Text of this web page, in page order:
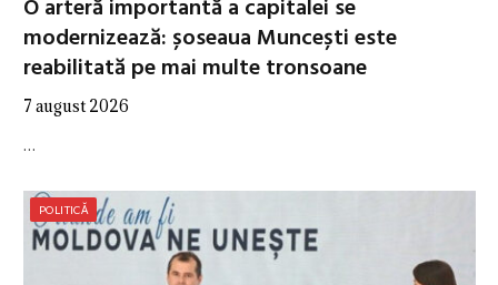
O arteră importantă a capitalei se
modernizează: șoseaua Muncești este
reabilitată pe mai multe tronsoane
7 august 2026
…
POLITICĂ